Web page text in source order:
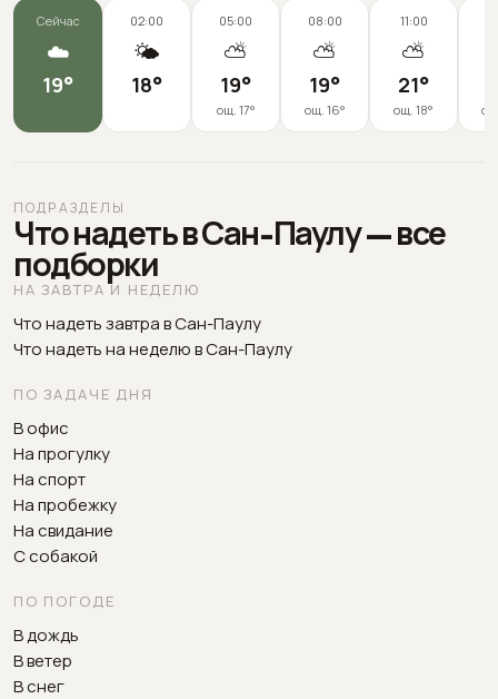
Сейчас
☁️
19°
02:00
🌤️
18°
05:00
⛅
19°
ощ. 17°
08:00
⛅
19°
ощ. 16°
11:00
⛅
21°
ощ. 18°
ПОДРАЗДЕЛЫ
Что надеть в Сан-Паулу — все
подборки
НА ЗАВТРА И НЕДЕЛЮ
Что надеть завтра в Сан-Паулу
Что надеть на неделю в Сан-Паулу
ПО ЗАДАЧЕ ДНЯ
В офис
На прогулку
На спорт
На пробежку
На свидание
С собакой
ПО ПОГОДЕ
В дождь
В ветер
В снег